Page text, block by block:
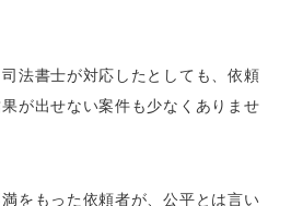
法書士が対応したとしても、依頼
が出せない案件も少なくありませ
をもった依頼者が、公平とは言い